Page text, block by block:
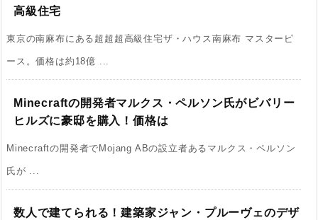
高級住宅
東京の南麻布にある超超超高級住宅ザ・ハウス南麻布 マスターピ
ース。価格は約18億 ...
Minecraftの開発者マルクス・ペルソン氏がビバリー
ヒルズに豪邸を購入！価格は
Minecraftの開発者でMojang ABの設立者あるマルクス・ペルソン
氏が ...
数人で建てられる！建築家ジャン・プルーヴェのデザ